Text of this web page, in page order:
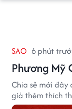
SAO 6 phút
Phương Mỹ
Chia sẻ mới đây
giả thêm thích